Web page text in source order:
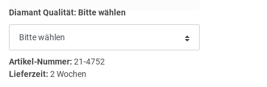
Diamant Qualität: Bitte wählen
Artikel-Nummer: 21-4752
Lieferzeit: 2 Wochen